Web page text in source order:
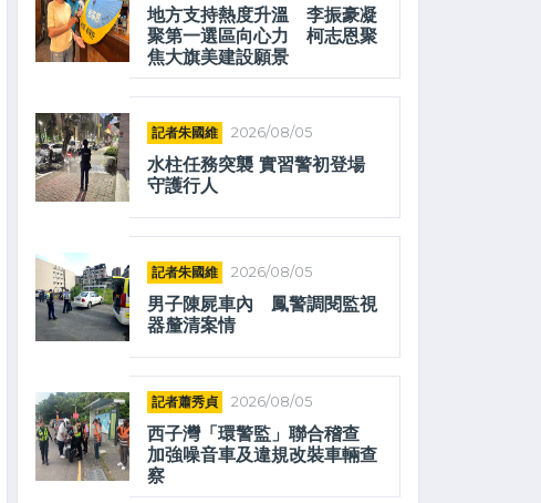
地方支持熱度升溫 李振豪凝
聚第一選區向心力 柯志恩聚
焦大旗美建設願景
記者朱國維 2026/08/05
水柱任務突襲 實習警初登場
守護行人
記者朱國維 2026/08/05
男子陳屍車內 鳳警調閱監視
器釐清案情
記者蕭秀貞 2026/08/05
西子灣「環警監」聯合稽查
加強噪音車及違規改裝車輛查
察